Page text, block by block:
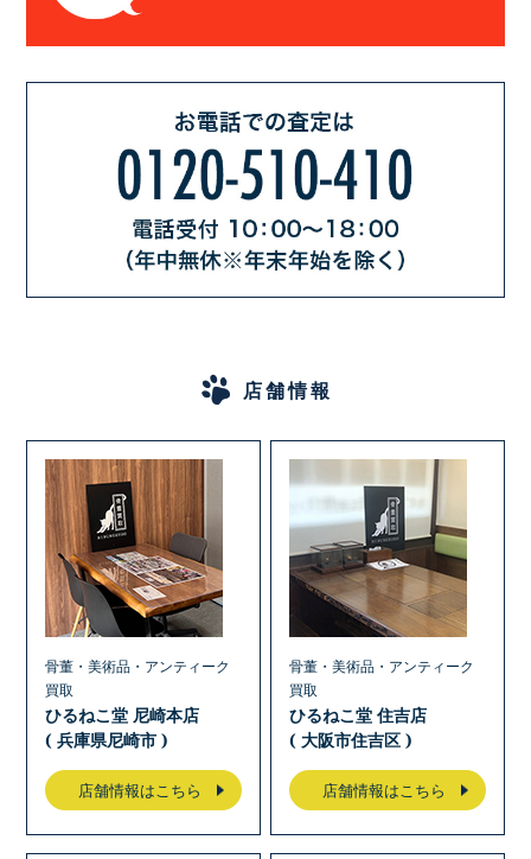
店舗情報
骨董・美術品・アンティーク
買取
ひるねこ堂 尼崎本店
( 兵庫県尼崎市 )
店舗情報はこちら
骨董・美術品・アンティーク
買取
ひるねこ堂 住吉店
( 大阪市住吉区 )
店舗情報はこちら